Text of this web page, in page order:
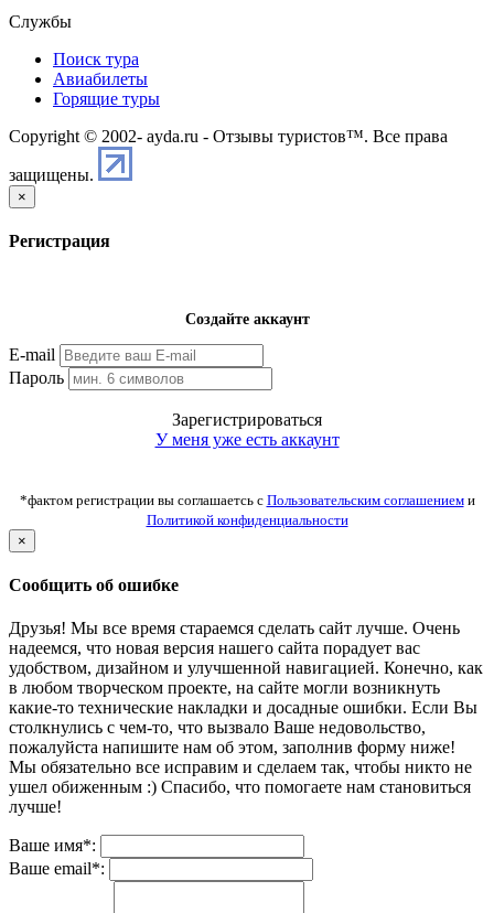
Службы
Поиск тура
Авиабилеты
Горящие туры
Copyright © 2002- ayda.ru - Отзывы туристов™. Все права
защищены.
×
Регистрация
Создайте аккаунт
E-mail
Пароль
Зарегистрироваться
У меня уже есть аккаунт
*фактом регистрации вы соглашаетсь с Пользовательским соглашениеми
Политикой конфиденциальности
×
Сообщить об ошибке
Друзья! Мы все время стараемся сделать сайт лучше. Очень
надеемся, что новая версия нашего сайта порадует вас
удобством, дизайном и улучшенной навигацией. Конечно, как
в любом творческом проекте, на сайте могли возникнуть
какие-то технические накладки и досадные ошибки. Если Вы
столкнулись с чем-то, что вызвало Ваше недовольство,
пожалуйста напишите нам об этом, заполнив форму ниже!
Мы обязательно все исправим и сделаем так, чтобы никто не
ушел обиженным :) Спасибо, что помогаете нам становиться
лучше!
Ваше имя*:
Ваше email*: